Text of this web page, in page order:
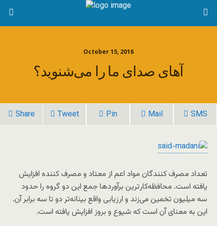
October 15, 2016
آهای صدای ما را می‌شنوید؟
Share Tweet Pin Mail SMS
تعداد مصرف کنندگان مواد اعم از معتاد و مصرف کننده افزایش
یافته است. محافظه‌کار‌ترین برآوردها جمع این دو گروه را حدود
سه میلیون تخمین می‌زند و ارزیابی واقع بینانه‌تر دو تا سه برابر آن.
این به معنای آن است که شیوع و بروز افزایش یافته است.